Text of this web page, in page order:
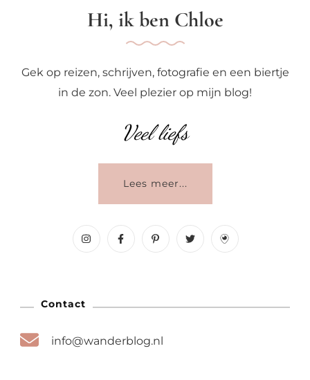
Hi, ik ben Chloe
Gek op reizen, schrijven, fotografie en een biertje
in de zon. Veel plezier op mijn blog!
Veel liefs
Lees meer...
Contact
info@wanderblog.nl